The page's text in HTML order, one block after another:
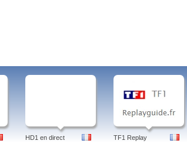
HD1 en direct TF1 Replay